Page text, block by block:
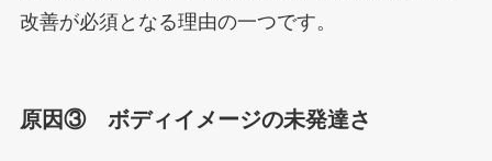
改善が必須となる理由の一つです。
原因③ ボディイメージの未発達さ